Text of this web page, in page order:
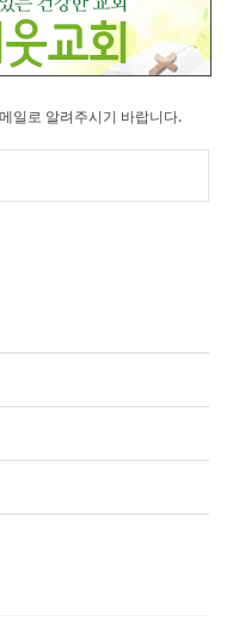
일로 알려주시기 바랍니다.